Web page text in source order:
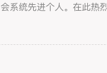
会系统先进个人。在此热